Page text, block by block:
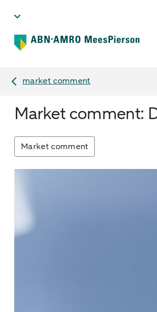
market comment
Market comment:
Market comment